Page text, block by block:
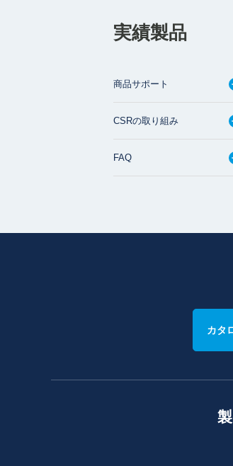
実績製品
商品サポート
CSRの取り組み
FAQ
カタ